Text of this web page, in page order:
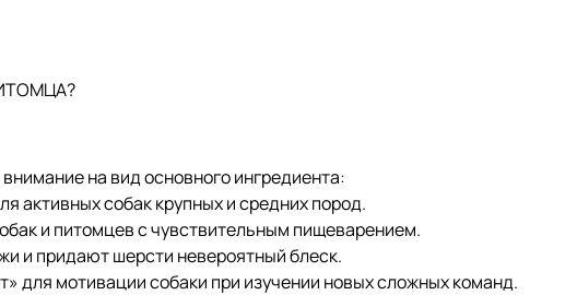
на вид основного ингредиента:
собак крупных и средних пород.
и питомцев с чувствительным пищеварением.
и придают шерсти невероятный блеск.
мотивации собаки при изучении новых сложных команд.